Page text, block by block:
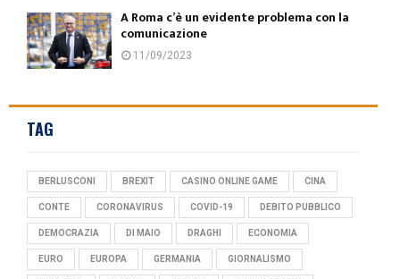
A Roma c’è un evidente problema con la
comunicazione
11/09/2023
TAG
BERLUSCONI BREXIT CASINO ONLINE GAME CINA
CONTE CORONAVIRUS COVID-19 DEBITO PUBBLICO
DEMOCRAZIA DI MAIO DRAGHI ECONOMIA
EURO EUROPA GERMANIA GIORNALISMO